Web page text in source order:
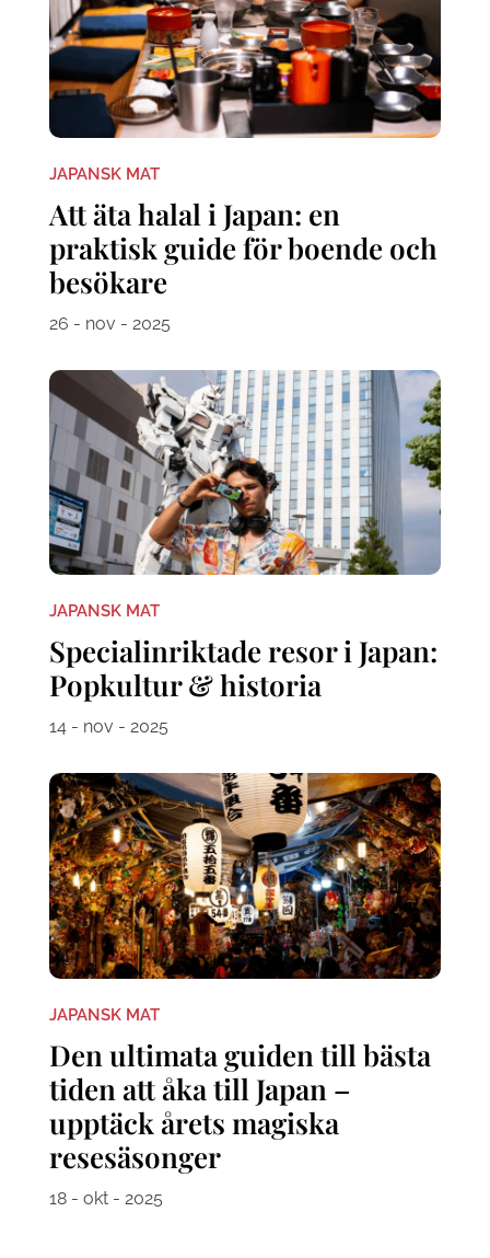
JAPANSK MAT
Att äta halal i Japan: en
praktisk guide för boende och
besökare
26 - nov - 2025
JAPANSK MAT
Specialinriktade resor i Japan:
Popkultur & historia
14 - nov - 2025
JAPANSK MAT
Den ultimata guiden till bästa
tiden att åka till Japan –
upptäck årets magiska
resesäsonger
18 - okt - 2025